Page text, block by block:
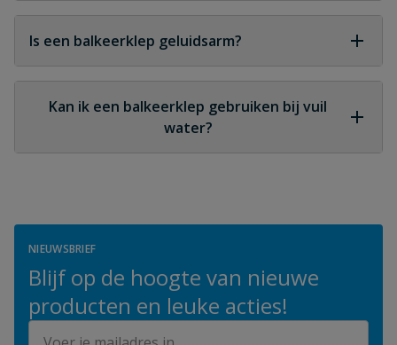
Ja, de meeste balkeerkleppen zijn ontworpen voor
horizontale montage. Sommige types werken ook
verticaal, mits de stroming van onder naar boven
Is een balkeerklep geluidsarm?
Ja, PVC balkeerkleppen zijn stiller dan metalen
varianten of veerbelaste kleppen. De rubberen bal
sluit zonder 'klap', wat geluidshinder voorkomt.
Kan ik een balkeerklep gebruiken bij vuil
water?
mesttransport.
NIEUWSBRIEF
Blijf op de hoogte van nieuwe
producten en leuke acties!